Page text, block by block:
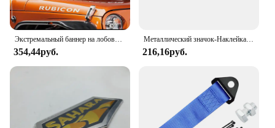
Экстремальный баннер на лобовое стекло, автомобильная наклейка, наклейка для 4x4 Offroad CJ5 CJ Wrangler YJ TJ JK и JL Truck Pickup, виниловый декор
354,44руб.
Металлический значок-Наклейка 3D для багажника автомобиля Jeep 4X4 с ограниченными буквами и логотипом Grand Cherokee Overland Compass Wrangler, аксессуары
216,16руб.